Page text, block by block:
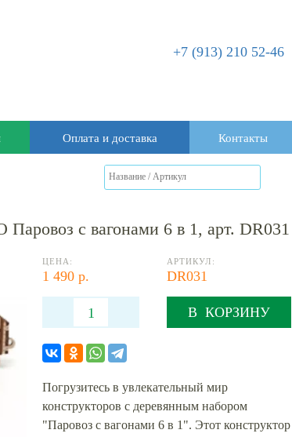
+7 (913) 210 52-46
Оплата и доставка Контакты
с вагонами 6 в 1, арт. DR031
ЦЕНА:
1 490 р.
АРТИКУЛ:
DR031
В КОРЗИНУ
Погрузитесь в увлекательный мир
конструкторов с деревянным набором
"Паровоз с вагонами 6 в 1". Этот конструктор